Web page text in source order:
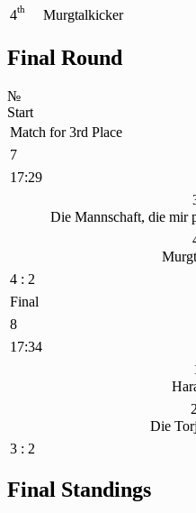
4th Murgtalkicker
Final Round
№
Start
Match for 3rd Place
7
17:29
Die Mannschaft, die mir
4 : 2
Final
8
17:34
Die
3 : 2
Final Standings